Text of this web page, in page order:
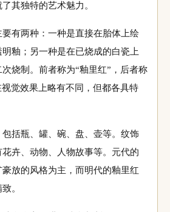
其独特的艺术魅力。
有两种：一种是直接在胎体上绘
釉；另一种是在已烧成的白瓷上
烧制。前者称为“釉里红”，后者称
觉效果上略有不同，但都各具特
括瓶、罐、碗、盘、壶等。纹饰
卉、动物、人物故事等。元代的
放的风格为主，而明代的釉里红
。